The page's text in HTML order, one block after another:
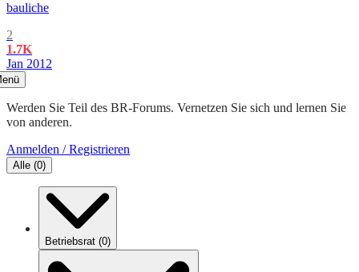
bauliche
2
1.7K
Jan 2012
Werden Sie Teil des BR-Forums. Vernetzen Sie sich und lernen Sie
von anderen.
Anmelden / Registrieren
Alle (0)
Betriebsrat (0)